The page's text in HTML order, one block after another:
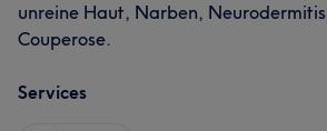
unreine Haut, Narben,
Couperose.
Services